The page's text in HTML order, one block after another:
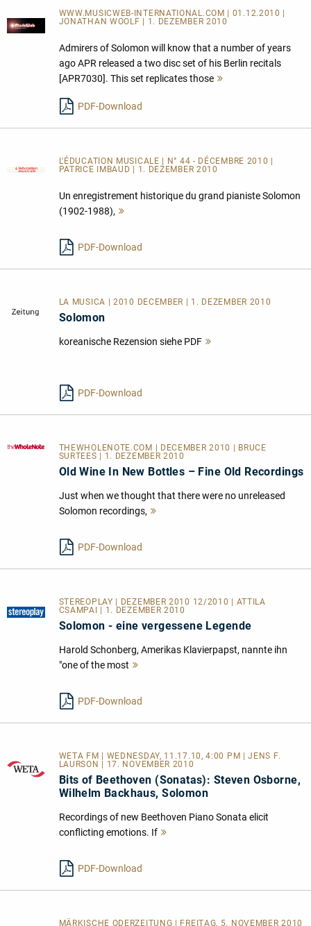
WWW.MUSICWEB-INTERNATIONAL.COM | 01.12.2010 |
JONATHAN WOOLF | 1. DEZEMBER 2010
Admirers of Solomon will know that a number of years
ago APR released a two disc set of his Berlin recitals
[APR7030]. This set replicates those
PDF-Download
L'ÉDUCATION MUSICALE | N° 44 - DÉCEMBRE 2010 |
PATRICE IMBAUD | 1. DEZEMBER 2010
Un enregistrement historique du grand pianiste Solomon
(1902-1988),
PDF-Download
LA MUSICA | 2010 DECEMBER | 1. DEZEMBER 2010
Solomon
koreanische Rezension siehe PDF
PDF-Download
THEWHOLENOTE.COM
| DECEMBER 2010 | BRUCE
SURTEES | 1. DEZEMBER 2010
Old Wine In New Bottles – Fine Old Recordings
Just when we thought that there were no unreleased
Solomon recordings,
PDF-Download
STEREOPLAY | DEZEMBER 2010 12/2010 | ATTILA
CSAMPAI | 1. DEZEMBER 2010
Solomon - eine vergessene Legende
Harold Schonberg, Amerikas Klavierpapst, nannte ihn
"one of the most
PDF-Download
WETA FM | WEDNESDAY, 11.17.10, 4:00 PM | JENS F.
LAURSON | 17. NOVEMBER 2010
Bits of Beethoven (Sonatas): Steven Osborne,
Wilhelm Backhaus, Solomon
Recordings of new Beethoven Piano Sonata elicit
conflicting emotions. If
PDF-Download
MÄRKISCHE ODERZEITUNG | FREITAG, 5. NOVEMBER 2010